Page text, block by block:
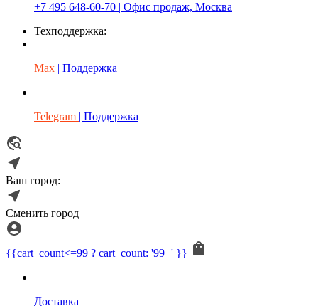
+7 495 648-60-70 | Офис продаж, Москва
Техподдержка:
Max | Поддержка
Telegram | Поддержка
Ваш город:
Сменить город
{{cart_count<=99 ? cart_count: '99+' }}
Доставка